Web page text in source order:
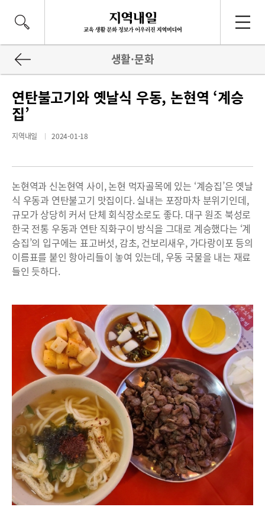
생활·문화
연탄불고기와 옛날식 우동, 논현역 ‘계승
집’
지역내일 2024-01-18
논현역과 신논현역 사이, 논현 먹자골목에 있는 ‘계승집’은 옛날
식 우동과 연탄불고기 맛집이다. 실내는 포장마차 분위기인데,
규모가 상당히 커서 단체 회식장소로도 좋다. 대구 원조 북성로
한국 전통 우동과 연탄 직화구이 방식을 그대로 계승했다는 ‘계
승집’의 입구에는 표고버섯, 감초, 건보리새우, 가다랑이포 등의
이름표를 붙인 항아리들이 놓여 있는데, 우동 국물을 내는 재료
들인 듯하다.